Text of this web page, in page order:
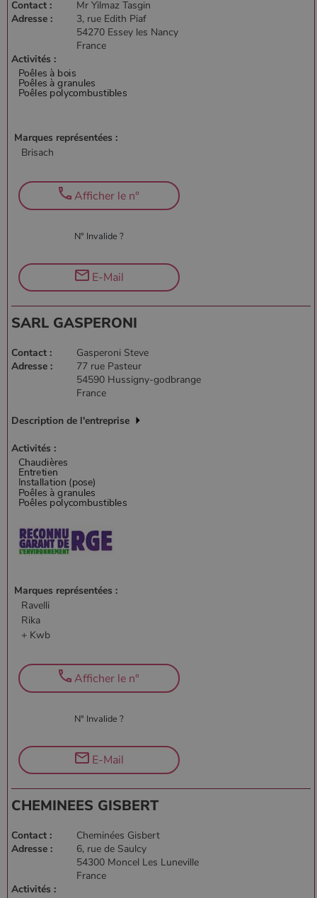
Contact :
Mr Yilmaz Tasgin
Adresse :
3, rue Edith Piaf
54270 Essey les Nancy
France
Activités :
Marques représentées :
Brisach
N° Invalide ?
Afficher le n°
E-Mail
SARL GASPERONI
Contact :
Gasperoni Steve
Adresse :
77 rue Pasteur
54590 Hussigny-godbrange
France
Description de l'entreprise
Activités :
Marques représentées :
Ravelli
Rika
+ Kwb
N° Invalide ?
Afficher le n°
E-Mail
CHEMINEES GISBERT
Contact :
Cheminées Gisbert
Adresse :
6, rue de Saulcy
54300 Moncel Les Luneville
France
Activités :